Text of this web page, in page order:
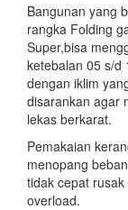
Bangunan yang
rangka Folding
Super,bisa
ketebalan 05 s/d
dengan iklim
disarankan agar
lekas berkarat.
Pemakaian
menopang
tidak cepat
overload.